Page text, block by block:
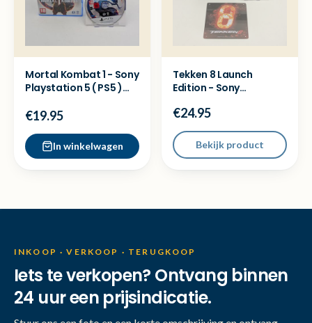
Mortal Kombat 1 - Sony
Playstation 5 ( PS5 )
€19.95
In winkelwagen
Tekken 8 Launch
Edition - Sony
Game
€24.95
Bekijk product
INKOOP · VERKOOP · TERUGKOOP
Iets te verkopen? Ontvang binnen
24 uur een prijsindicatie.